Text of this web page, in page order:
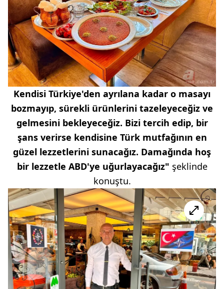
Kendisi Türkiye'den ayrılana kadar o masayı
bozmayıp, sürekli ürünlerini tazeleyeceğiz ve
gelmesini bekleyeceğiz. Bizi tercih edip, bir
şans verirse kendisine Türk mutfağının en
güzel lezzetlerini sunacağız. Damağında hoş
bir lezzetle ABD'ye uğurlayacağız" şeklinde
konuştu.